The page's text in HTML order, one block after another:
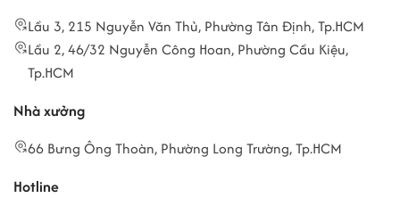
Lầu 3, 215 Nguyễn Văn Thủ, Phường Tân Định, Tp.HCM
Lầu 2, 46/32 Nguyễn Công Hoan, Phường Cầu Kiệu,
Tp.HCM
Nhà xưởng
66 Bưng Ông Thoàn, Phường Long Trường, Tp.HCM
Hotline